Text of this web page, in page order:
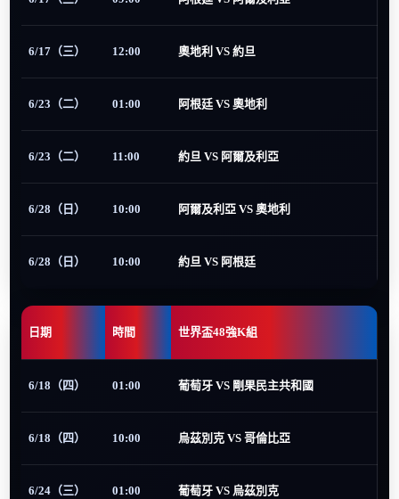
6/17（三） 12:00 奧地利 VS 約旦
6/23（二） 01:00 阿根廷 VS 奧地利
6/23（二） 11:00 約旦 VS 阿爾及利亞
6/28（日） 10:00 阿爾及利亞 VS 奧地利
6/28（日） 10:00 約旦 VS 阿根廷
日期 時間 世界盃48強K組
6/18（四） 01:00 葡萄牙 VS 剛果民主共和國
6/18（四） 10:00 烏茲別克 VS 哥倫比亞
6/24（三） 01:00 葡萄牙 VS 烏茲別克